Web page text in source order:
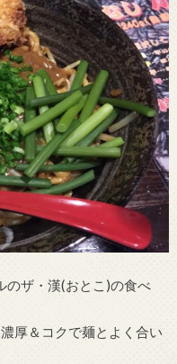
のザ・漢(おとこ)の食べ
厚＆コクで麺とよく合い